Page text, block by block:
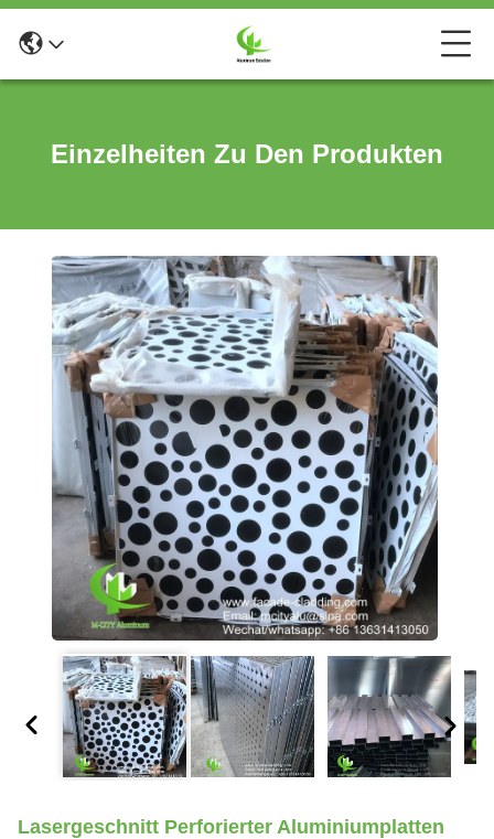
Einzelheiten Zu Den Produkten
Lasergeschnitt Perforierter Aluminiumplatten